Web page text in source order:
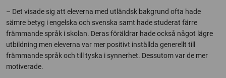
– Det visade sig att eleverna med utländsk bakgrund ofta hade
sämre betyg i engelska och svenska samt hade studerat färre
främmande språk i skolan. Deras föräldrar hade också något lägre
utbildning men eleverna var mer positivt inställda generellt till
främmande språk och till tyska i synnerhet. Dessutom var de mer
motiverade.